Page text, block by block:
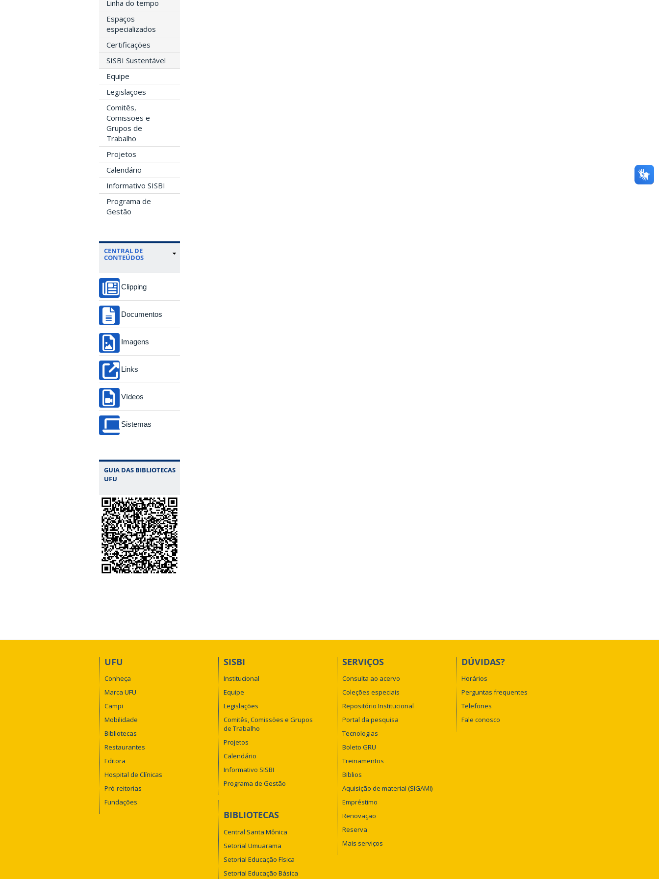
Linha do tempo
Espaços
especializados
Certificações
SISBI Sustentável
Equipe
Legislações
Comitês,
Comissões e
Grupos de
Trabalho
Projetos
Calendário
Informativo SISBI
Programa de
Gestão
CENTRAL DE
CONTEÚDOS
Clipping
Documentos
Imagens
Links
Vídeos
Sistemas
GUIA DAS BIBLIOTECAS
UFU
UFU
Conheça
Marca UFU
Campi
Mobilidade
Bibliotecas
Restaurantes
Editora
Hospital de Clínicas
Pró-reitorias
Fundações
SISBI
Institucional
Equipe
Legislações
Comitês, Comissões e Grupos
de Trabalho
Projetos
Calendário
Informativo SISBI
Programa de Gestão
BIBLIOTECAS
Central Santa Mônica
Setorial Umuarama
Setorial Educação Física
Setorial Educação Básica
SERVIÇOS
Consulta ao acervo
Coleções especiais
Repositório Institucional
Portal da pesquisa
Tecnologias
Boleto GRU
Treinamentos
Biblios
Aquisição de material (SIGAMI)
Empréstimo
Renovação
Reserva
Mais serviços
DÚVIDAS?
Horários
Perguntas frequentes
Telefones
Fale conosco